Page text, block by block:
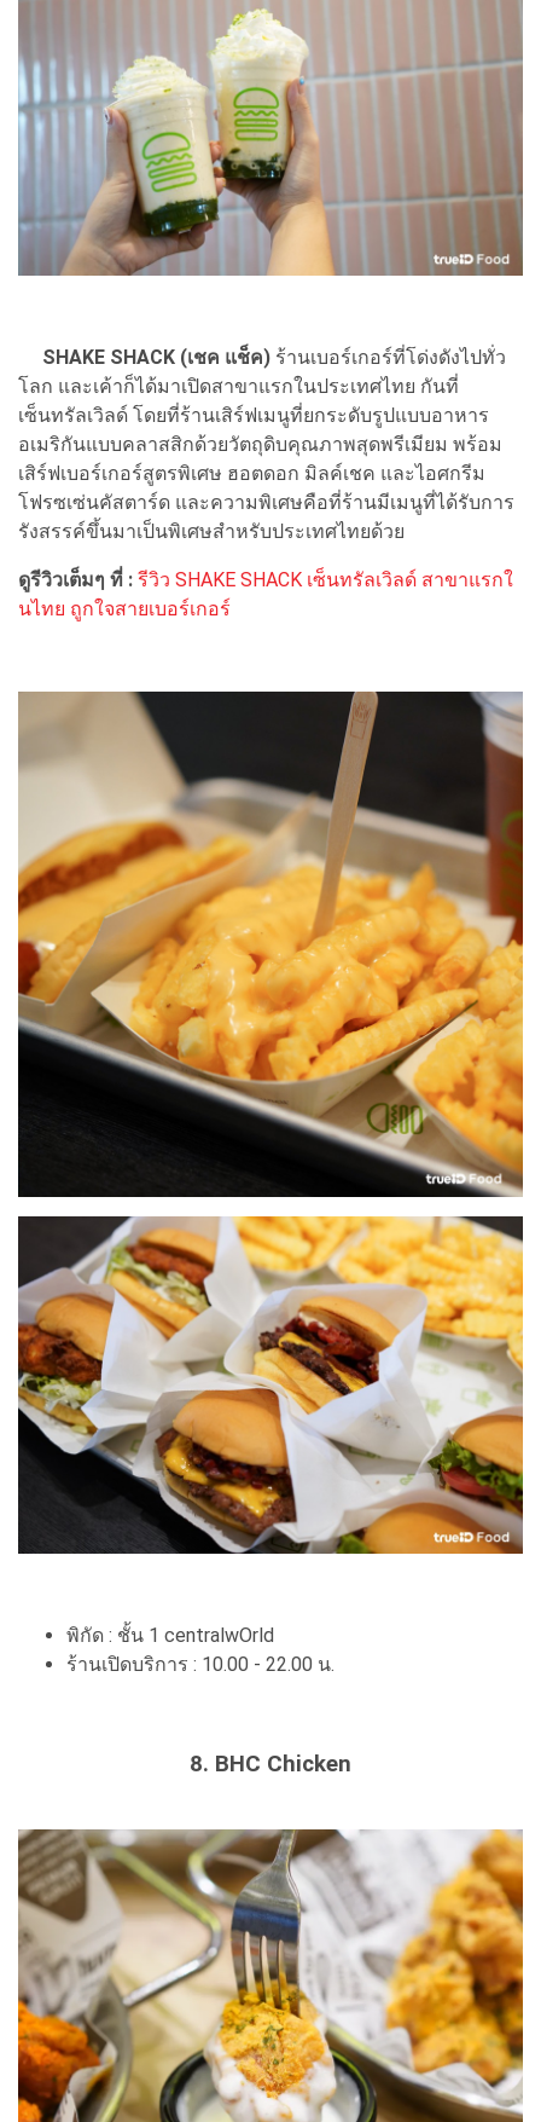
SHAKE SHACK (เชค แช็ค) ร้านเบอร์เกอร์ที่โด่งดังไปทั่ว
โลก และเค้าก็ได้มาเปิดสาขาแรกในประเทศไทย กันที่
เซ็นทรัลเวิลด์ โดยที่ร้านเสิร์ฟเมนูที่ยกระดับรูปแบบอาหาร
อเมริกันแบบคลาสสิกด้วยวัตถุดิบคุณภาพสุดพรีเมียม พร้อม
เสิร์ฟเบอร์เกอร์สูตรพิเศษ ฮอตดอก มิลค์เชค และไอศกรีม
โฟรซเซ่นคัสตาร์ด และความพิเศษคือที่ร้านมีเมนูที่ได้รับการ
รังสรรค์ขึ้นมาเป็นพิเศษสำหรับประเทศไทยด้วย
ดูรีวิวเต็มๆ ที่ : รีวิว SHAKE SHACK เซ็นทรัลเวิลด์ สาขาแรกใ
นไทย ถูกใจสายเบอร์เกอร์
พิกัด : ชั้น 1 centralwOrld
ร้านเปิดบริการ : 10.00 - 22.00 น.
8. BHC Chicken